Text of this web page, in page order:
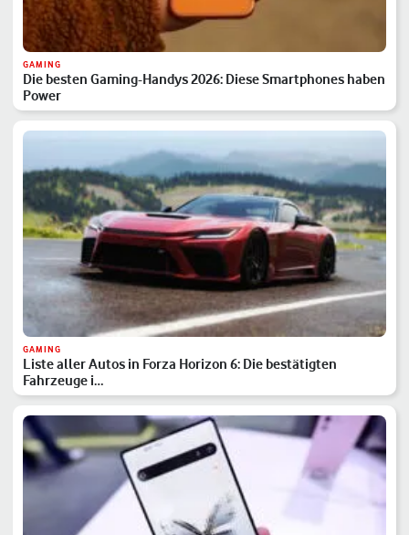
GAMING
Die besten Gaming-Handys 2026: Diese Smartphones haben
Power
GAMING
Liste aller Autos in Forza Horizon 6: Die bestätigten
Fahrzeuge i…